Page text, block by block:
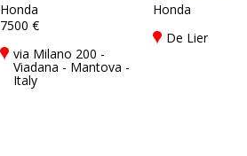
Honda
7500 €
via Milano 200 -
Viadana - Mantova -
Italy
Honda
De Lier